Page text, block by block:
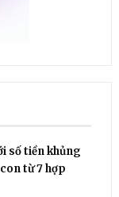
số tiền khủng
từ 7 hợp